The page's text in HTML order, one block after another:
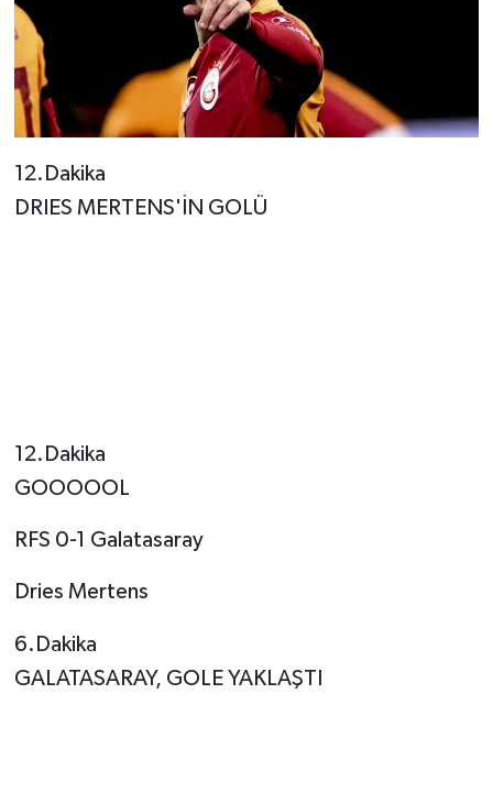
12.Dakika
DRIES MERTENS'İN GOLÜ
12.Dakika
GOOOOOL
RFS 0-1 Galatasaray
Dries Mertens
6.Dakika
GALATASARAY, GOLE YAKLAŞTI